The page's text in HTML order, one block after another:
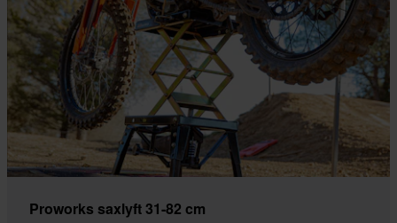
Proworks saxlyft 31-82 cm